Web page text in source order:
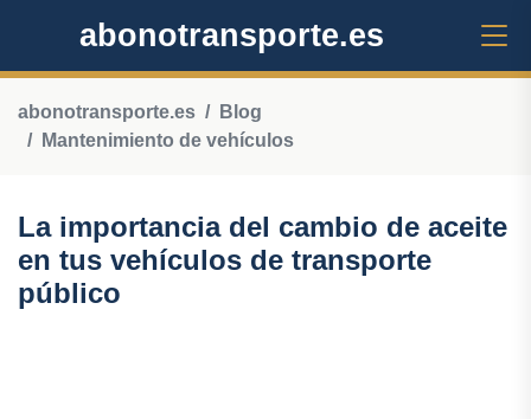
abonotransporte.es
abonotransporte.es
Blog
Mantenimiento de vehículos
La importancia del cambio de aceite
en tus vehículos de transporte
público